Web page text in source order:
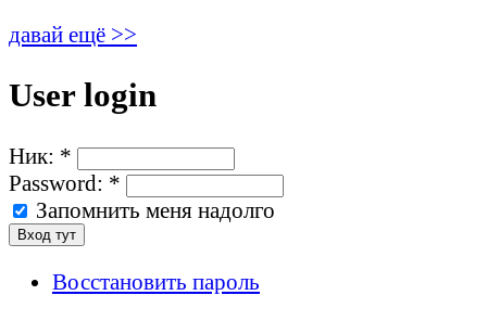
давай ещё >>
User login
Ник: *
Password: *
Запомнить меня надолго
Восстановить пароль